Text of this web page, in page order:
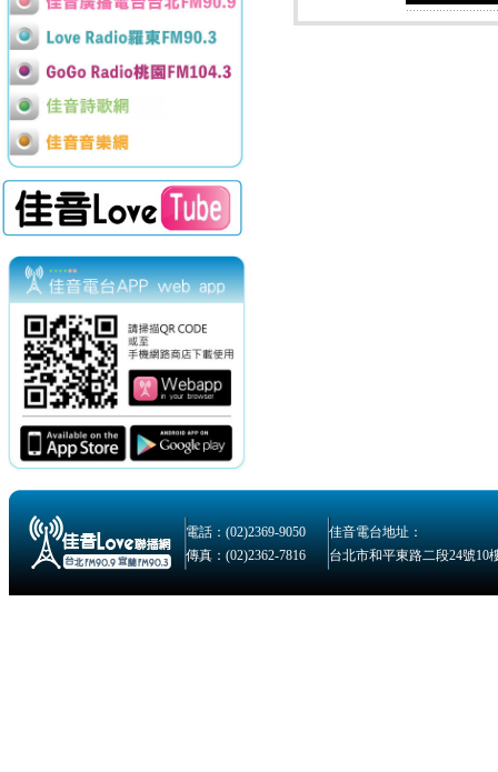
電話：(02)2369-9050
佳音電台地址：
傳真：(02)2362-7816
台北市和平東路二段24號10